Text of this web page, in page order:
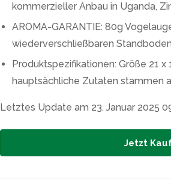
kommerzieller Anbau in Uganda,
AROMA-GARANTIE: 80g
wiederverschließbaren
Produktspezifikationen: Größe 21
hauptsächliche Zutaten stammen
Letztes Update am 23. Januar 2025
Jetzt